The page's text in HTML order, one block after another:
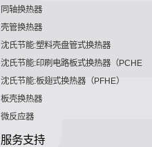
同轴换热器
壳管换热器
沈氏节能:塑料壳盘管式换热器
沈氏节能:印刷电路板式换热器（PCHE）
沈氏节能:板翅式换热器（PFHE）
板壳换热器
微反应器
服务支持